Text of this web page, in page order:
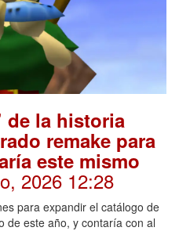
de la historia
remake para
este mismo
2026 12:28
para expandir el catálogo de
de este año, y contaría con al